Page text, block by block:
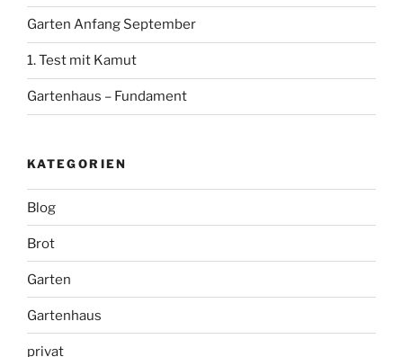
Garten Anfang September
1. Test mit Kamut
Gartenhaus – Fundament
KATEGORIEN
Blog
Brot
Garten
Gartenhaus
privat